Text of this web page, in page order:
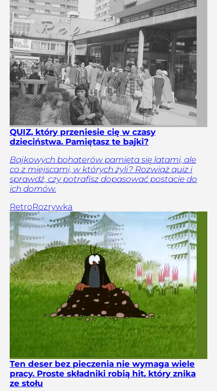
QUIZ, który przeniesie cię w czasy
dzieciństwa. Pamiętasz te bajki?
Bajkowych bohaterów pamięta się latami, ale
co z miejscami, w których żyli? Rozwiąż quiz i
sprawdź, czy potrafisz dopasować postacie do
ich domów.
RetroRozrywka
Ten deser bez pieczenia nie wymaga wiele
pracy. Proste składniki robią hit, który znika
ze stołu